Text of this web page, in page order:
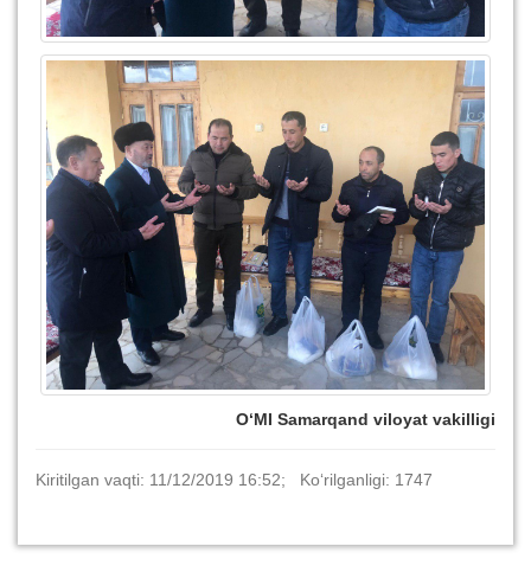
O‘MI Samarqand viloyat vakilligi
Kiritilgan vaqti: 11/12/2019 16:52; Ko‘rilganligi: 1747